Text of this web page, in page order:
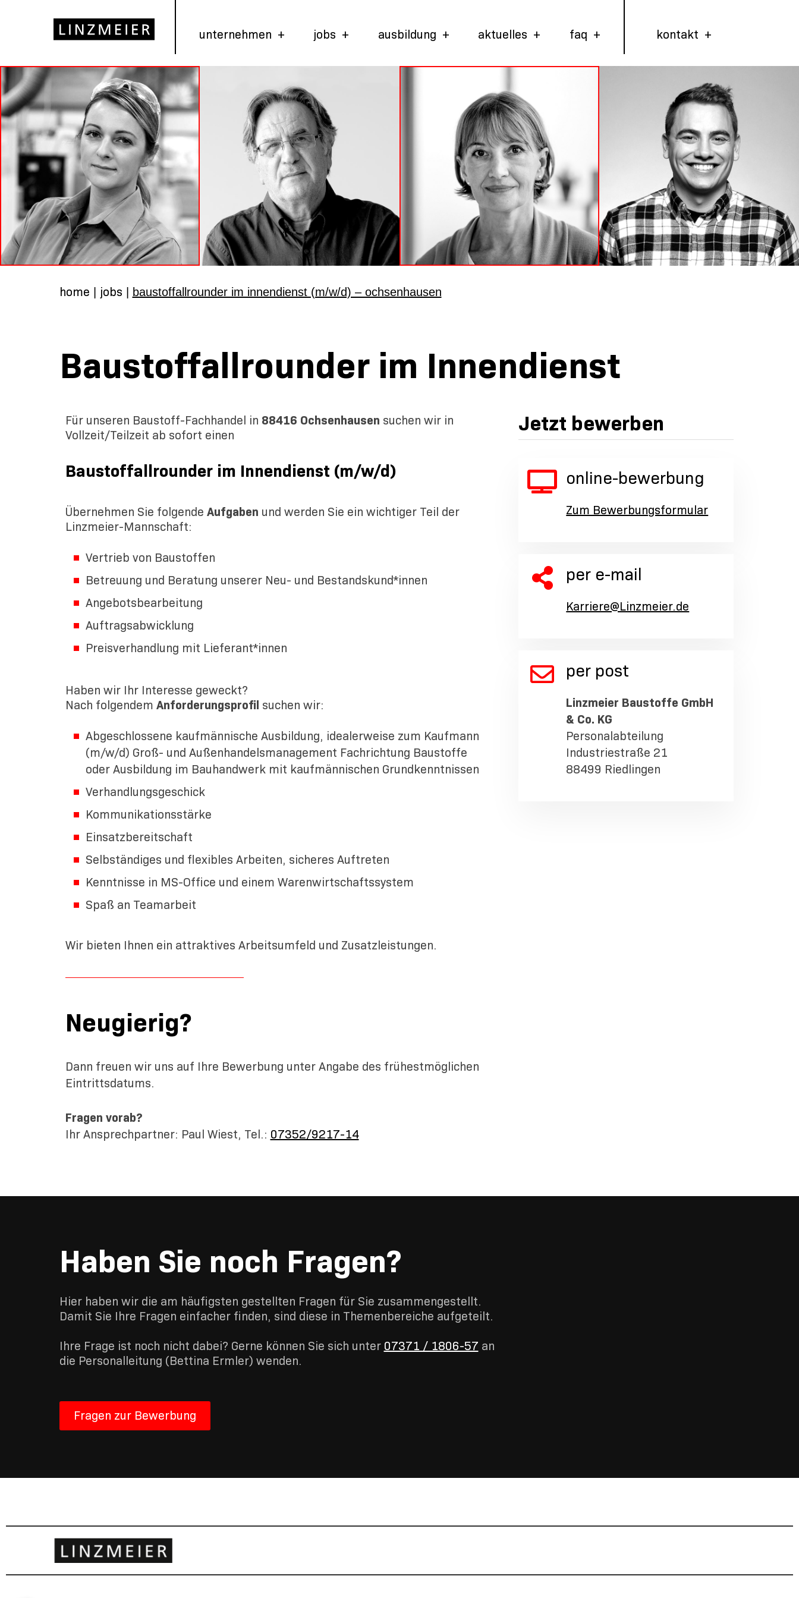
unternehmen jobs ausbildung aktuelles faq kontakt
home | jobs | baustoffallrounder im innendienst (m/w/d) – ochsenhausen
Baustoffallrounder im Innendienst
Für unseren Baustoff-Fachhandel in 88416 Ochsenhausen suchen wir in
Vollzeit/Teilzeit ab sofort einen
Baustoffallrounder im Innendienst (m/w/d)
Übernehmen Sie folgende Aufgaben und werden Sie ein wichtiger Teil der
Linzmeier-Mannschaft:
Vertrieb von Baustoffen
Betreuung und Beratung unserer Neu- und Bestandskund*innen
Angebotsbearbeitung
Auftragsabwicklung
Preisverhandlung mit Lieferant*innen
Haben wir Ihr Interesse geweckt?
Nach folgendem Anforderungsprofil suchen wir:
Abgeschlossene kaufmännische Ausbildung, idealerweise zum Kaufmann
(m/w/d) Groß- und Außenhandelsmanagement Fachrichtung Baustoffe
oder Ausbildung im Bauhandwerk mit kaufmännischen Grundkenntnissen
Verhandlungsgeschick
Kommunikationsstärke
Einsatzbereitschaft
Selbständiges und flexibles Arbeiten, sicheres Auftreten
Kenntnisse in MS-Office und einem Warenwirtschaftssystem
Spaß an Teamarbeit
Wir bieten Ihnen ein attraktives Arbeitsumfeld und Zusatzleistungen.
Neugierig?
Dann freuen wir uns auf Ihre Bewerbung unter Angabe des frühestmöglichen
Eintrittsdatums.
Fragen vorab?
Ihr Ansprechpartner: Paul Wiest, Tel.: 07352/9217-14
Jetzt bewerben
online-bewerbung
Zum Bewerbungsformular
per e-mail
Karriere@Linzmeier.de
per post
Linzmeier Baustoffe GmbH
& Co. KG
Personalabteilung
Industriestraße 21
88499 Riedlingen
Haben Sie noch Fragen?
Hier haben wir die am häufigsten gestellten Fragen für Sie zusammengestellt.
Damit Sie Ihre Fragen einfacher finden, sind diese in Themenbereiche aufgeteilt.
Ihre Frage ist noch nicht dabei? Gerne können Sie sich unter 07371 / 1806-57 an
die Personalleitung (Bettina Ermler) wenden.
Fragen zur Bewerbung